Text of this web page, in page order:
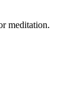
meditation.